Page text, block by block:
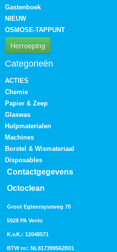
Gastenboek
NIEUW
OSMOSE-TAPPUNT
Herroeping
Categorieën
ACTIES
Chemie
Papier & Zeep
Glaswas
Hulpmaterialen
Machines
Borstel & Wismateriaal
Disposables
Contactgegevens
Octoclean
Groot Egtenrayseweg 70
5928 PA Venlo
K.v.K.: 12048571
BTW nr.: NL817399562B01